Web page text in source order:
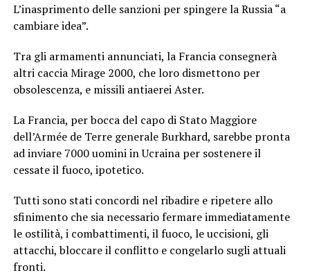
L’inasprimento delle sanzioni per spingere la Russia “a
cambiare idea”.
Tra gli armamenti annunciati, la Francia consegnerà
altri caccia Mirage 2000, che loro dismettono per
obsolescenza, e missili antiaerei Aster.
La Francia, per bocca del capo di Stato Maggiore
dell’Armée de Terre generale Burkhard, sarebbe pronta
ad inviare 7000 uomini in Ucraina per sostenere il
cessate il fuoco, ipotetico.
Tutti sono stati concordi nel ribadire e ripetere allo
sfinimento che sia necessario fermare immediatamente
le ostilità, i combattimenti, il fuoco, le uccisioni, gli
attacchi, bloccare il conflitto e congelarlo sugli attuali
fronti.